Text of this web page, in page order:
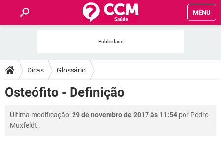
MENU
FÓRUM
SAÚDE
FAMÍLIA
Dicas Glossário
Osteófito - Definição
Última modificação:29 de novembro de 2017 às 11:54 por Pedro
Muxfeldt .